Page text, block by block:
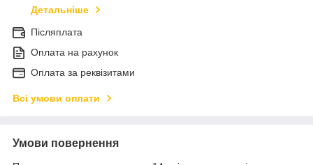
Детальніше
Післяплата
Оплата на рахунок
Оплата за реквізитами
Всі умови оплати
Умови повернення